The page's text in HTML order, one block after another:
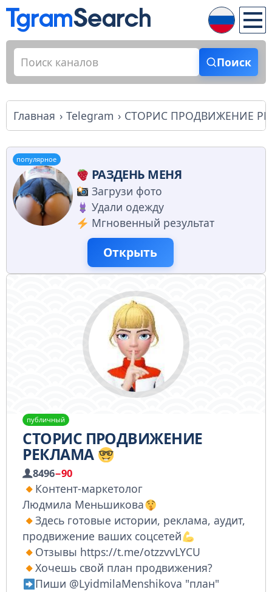
Поиск
Главная Telegram СТОРИС ПРОДВИЖЕНИЕ
популярное
РАЗДЕНЬ МЕНЯ
Загрузи фото
Удали одежду
Мгновенный результат
Открыть
публичный
СТОРИС ПРОДВИЖЕНИЕ
РЕКЛАМА
8496−90
Контент-маркетолог
Людмила Меньшикова
Здесь готовые истории, реклама, аудит,
продвижение ваших соцсетей
Отзывы https://t.me/otzzvvLYCU
Хочешь свой план продвижения?
Пиши @LyidmilaMenshikova "план"